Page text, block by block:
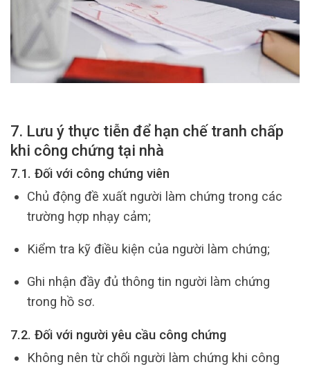
7. Lưu ý thực tiễn để hạn chế tranh chấp
khi công chứng tại nhà
7.1. Đối với công chứng viên
Chủ động đề xuất người làm chứng trong các
trường hợp nhạy cảm;
Kiểm tra kỹ điều kiện của người làm chứng;
Ghi nhận đầy đủ thông tin người làm chứng
trong hồ sơ.
7.2. Đối với người yêu cầu công chứng
Không nên từ chối người làm chứng khi công